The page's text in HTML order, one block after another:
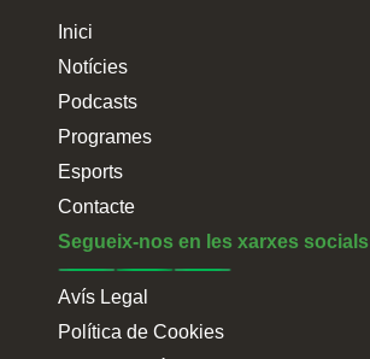
Inici
Notícies
Podcasts
Programes
Esports
Contacte
Segueix-nos en les xarxes socials
Avís Legal
Política de Cookies